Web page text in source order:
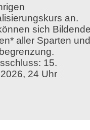
an.
sich
aller Sparten und
15.
24 Uhr